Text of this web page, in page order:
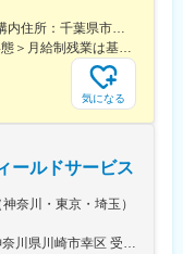
ル、個性を発揮
と働ける社風が特徴的
い職場環境で、個々のス
＜勤務地詳細＞三井化学（株）市原工場構内住所：千葉県市原市千種海岸3番地 勤務地最寄駅：JR内房線／姉ヶ崎駅受動喫煙対策：屋内全面禁煙変更の範囲：無
＜予定年収＞500万円～700万円＜賃金形態＞月給制残業は基本なし、定時退社可能。＜賃金内訳＞月額（基本給）：250,000円～330,000円＜月給＞250,000円～330,000円＜昇給有無＞有＜残業手当＞有賃金はあくまでも目安の金額であり、選考を通じて上下する可能性があります。月給(月額)は固定手当を含めた表記です。
気になる
ールドサービス
奈川・東京・埼玉）
＜勤務地詳細1＞データセンター住所：神奈川県川崎市幸区 受動喫煙対策：屋内全面禁煙＜勤務地詳細2＞データセンター住所：東京都江東区 受動喫煙対策：屋内全面禁煙＜勤務地詳細3＞データセンター住所：埼玉県さいたま市 受動喫煙対策：屋内全面禁煙変更の範囲：会社の定める事業所（リモートワーク含む）